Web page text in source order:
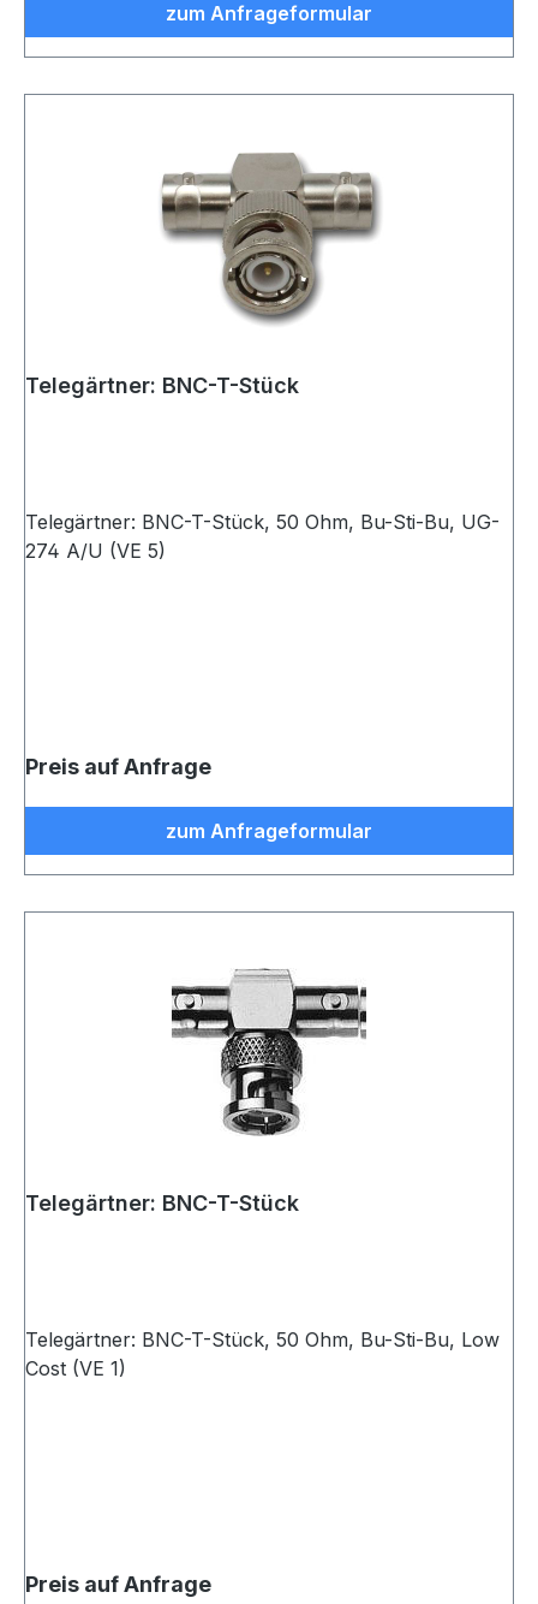
zum Anfrageformular
Telegärtner: BNC-T-Stück
Telegärtner: BNC-T-Stück, 50 Ohm, Bu-Sti-Bu, UG-
274 A/U (VE 5)
Preis auf Anfrage
zum Anfrageformular
Telegärtner: BNC-T-Stück
Telegärtner: BNC-T-Stück, 50 Ohm, Bu-Sti-Bu, Low
Cost (VE 1)
Preis auf Anfrage